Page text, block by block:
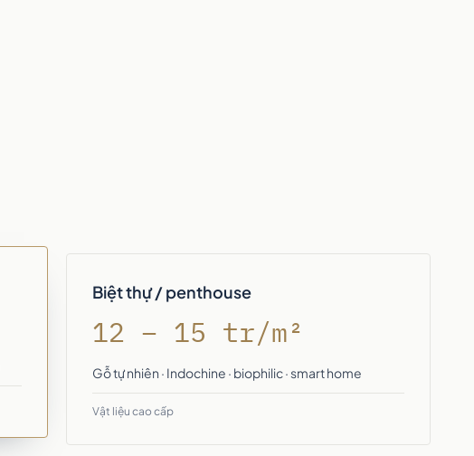
Biệt thự / penthouse
12 – 15 tr/m²
Gỗ tự nhiên · Indochine · biophilic · smart home
Vật liệu cao cấp